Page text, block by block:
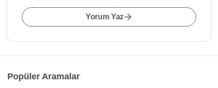
Yorum Yaz
Popüler Aramalar